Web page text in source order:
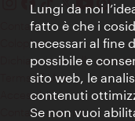
Contatti
Colophon
Dichiarazione sulla
Terms of Use
Accessibilità
Contatto stampa
Lungi da noi
fatto è che i
necessari al fine
possibile e
sito web, le
contenuti
Se non vuoi